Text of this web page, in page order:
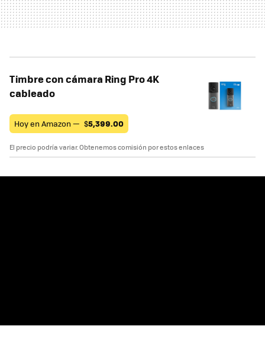
Timbre con cámara Ring Pro 4K
cableado
Hoy en Amazon — $5,399.00
El precio podría variar. Obtenemos comisión por estos enlaces